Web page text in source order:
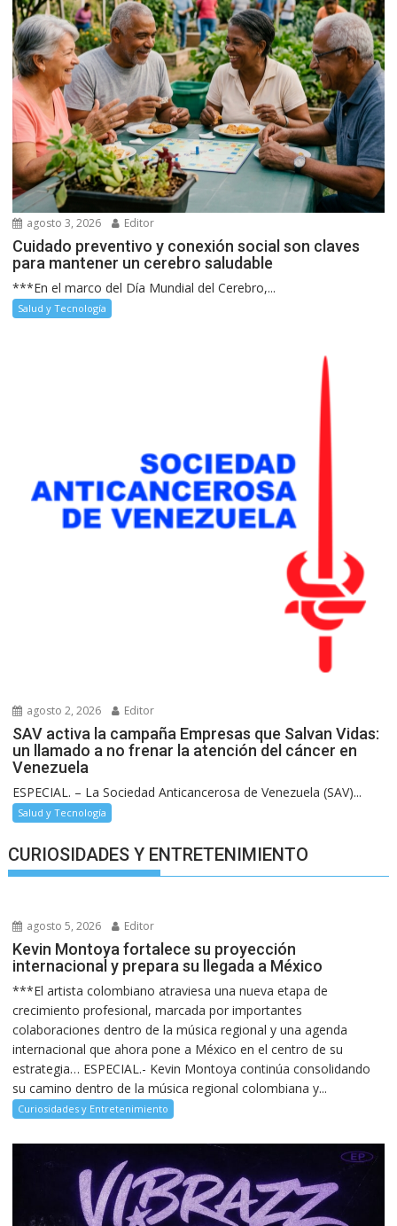
agosto 3, 2026 Editor
Cuidado preventivo y conexión social son claves
para mantener un cerebro saludable
***En el marco del Día Mundial del Cerebro,...
Salud y Tecnología
agosto 2, 2026 Editor
SAV activa la campaña Empresas que Salvan Vidas:
un llamado a no frenar la atención del cáncer en
Venezuela
ESPECIAL. – La Sociedad Anticancerosa de Venezuela (SAV)...
Salud y Tecnología
CURIOSIDADES Y ENTRETENIMIENTO
agosto 5, 2026 Editor
Kevin Montoya fortalece su proyección
internacional y prepara su llegada a México
***El artista colombiano atraviesa una nueva etapa de
crecimiento profesional, marcada por importantes
colaboraciones dentro de la música regional y una agenda
internacional que ahora pone a México en el centro de su
estrategia… ESPECIAL.- Kevin Montoya continúa consolidando
su camino dentro de la música regional colombiana y...
Curiosidades y Entretenimiento